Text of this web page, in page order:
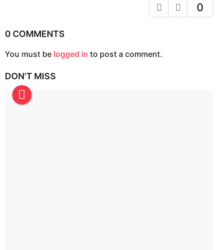
i
n
0
0 COMMENTS
You must be logged in to post a comment.
DON'T MISS